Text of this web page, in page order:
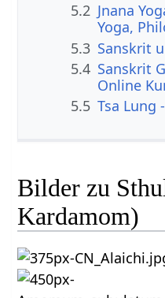
5.2 Jnana
Yoga,
5.3 Sanskrit
5.4 Sanskrit
Online
5.5 Tsa Lung
Bilder zu
Kardamom)